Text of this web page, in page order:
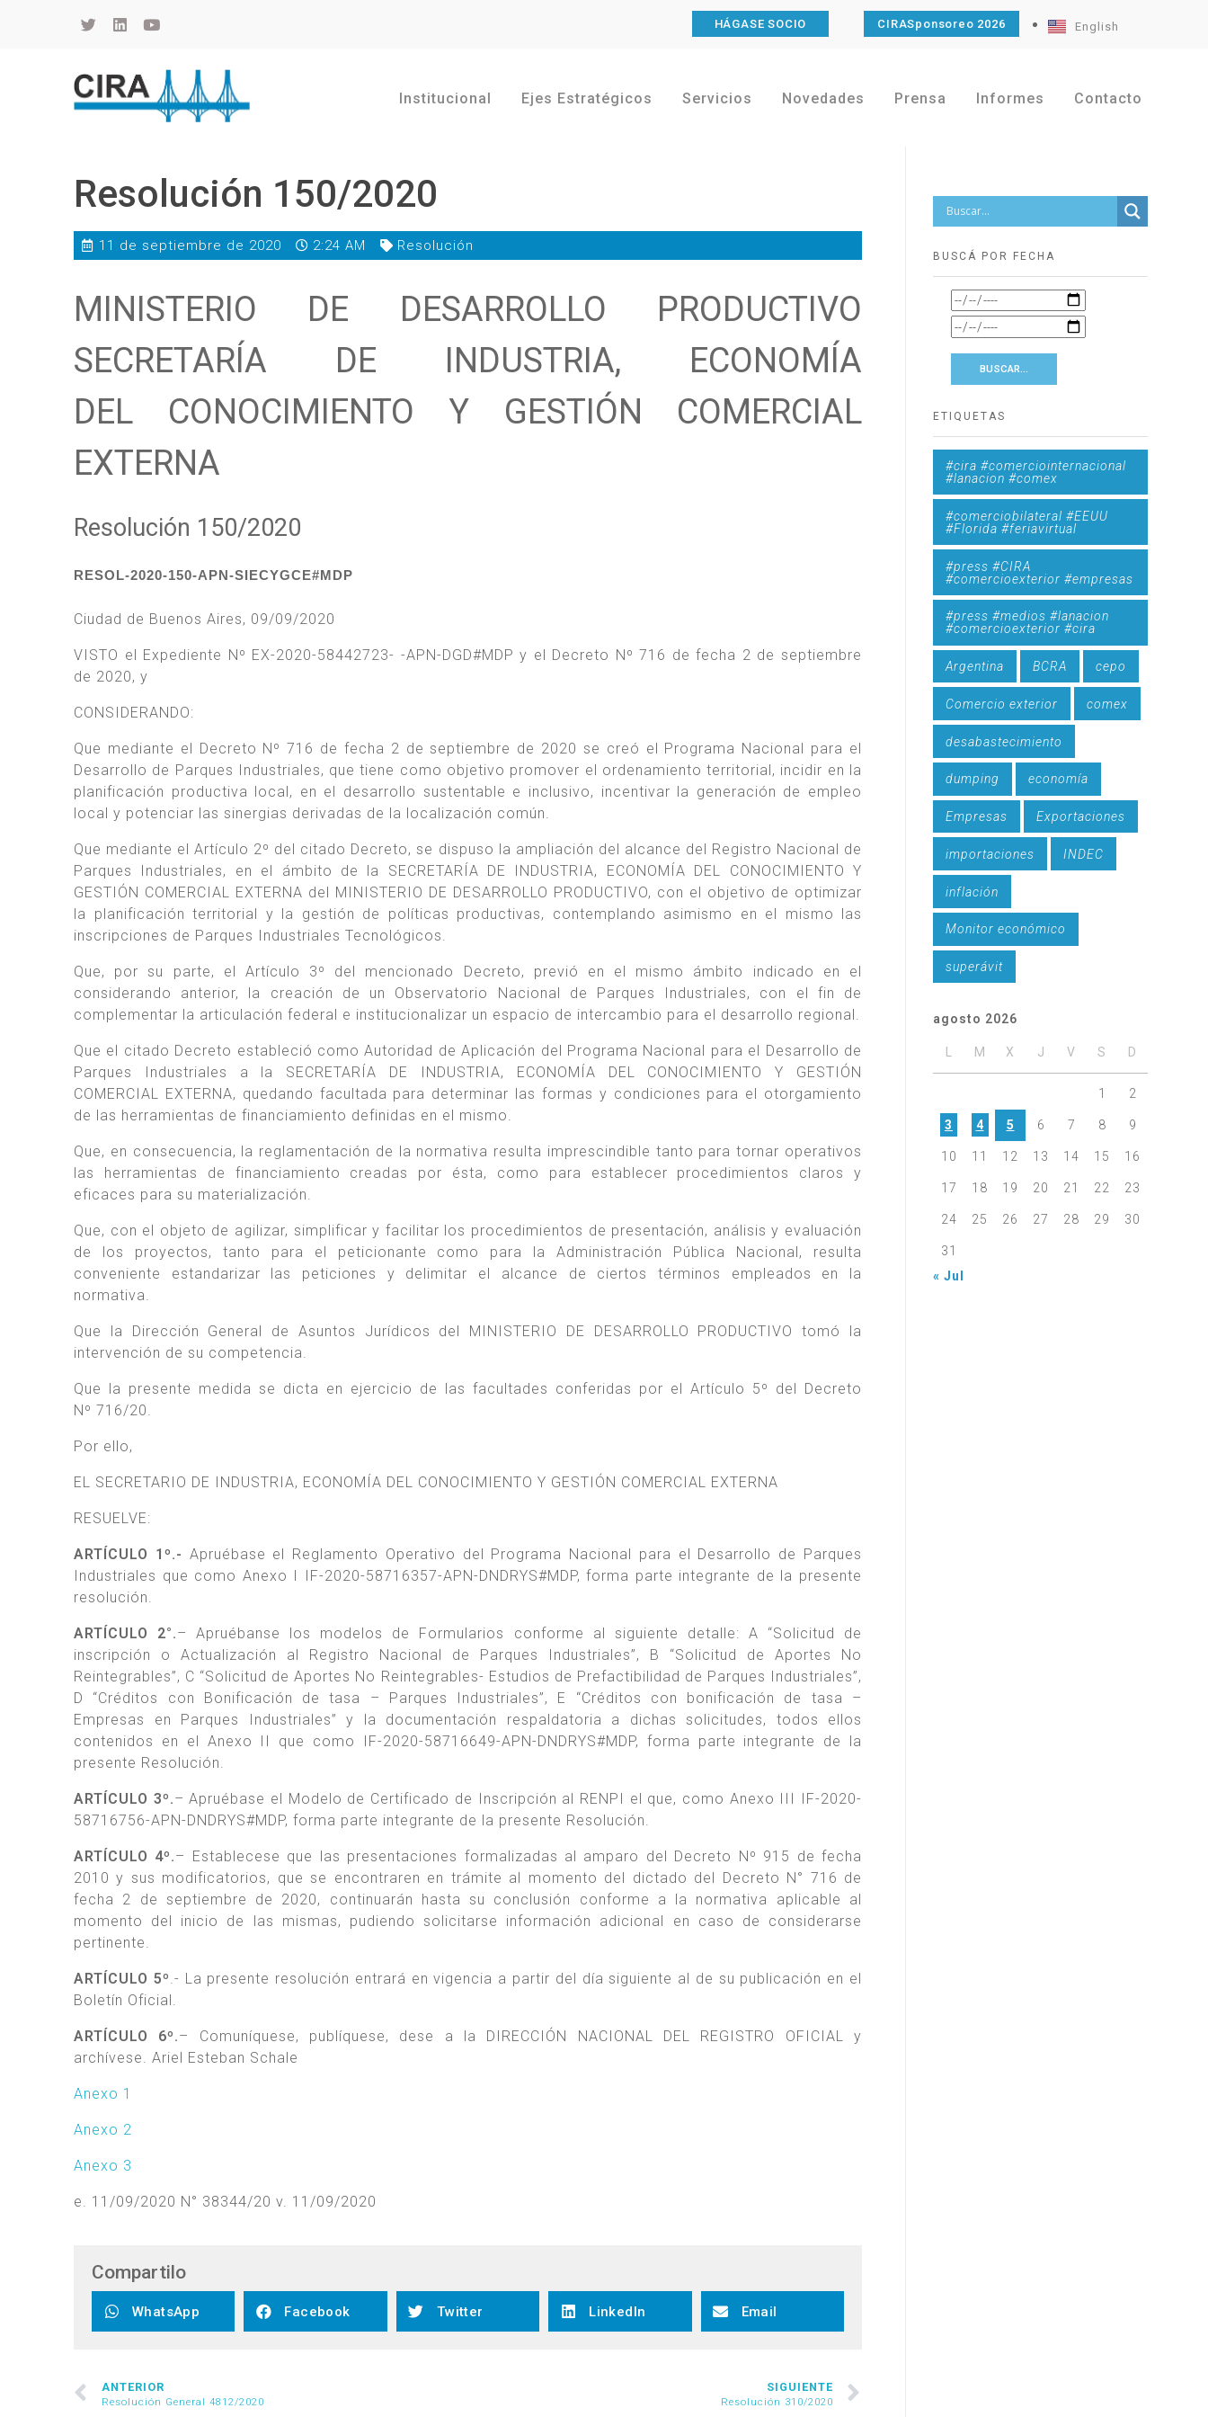
HÁGASE SOCIO CIRASponsoreo 2026 English
Institucional Ejes Estratégicos Servicios Novedades Prensa Informes Contacto
Resolución 150/2020
11 de septiembre de 2020 2:24 AM Resolución
MINISTERIO DE DESARROLLO PRODUCTIVO
SECRETARÍA DE INDUSTRIA, ECONOMÍA
DEL CONOCIMIENTO Y GESTIÓN COMERCIAL
EXTERNA
Resolución 150/2020
RESOL-2020-150-APN-SIECYGCE#MDP
Ciudad de Buenos Aires, 09/09/2020
VISTO el Expediente Nº EX-2020-58442723- -APN-DGD#MDP y el Decreto Nº 716 de fecha 2 de septiembre
de 2020, y
CONSIDERANDO:
Que mediante el Decreto Nº 716 de fecha 2 de septiembre de 2020 se creó el Programa Nacional para el
Desarrollo de Parques Industriales, que tiene como objetivo promover el ordenamiento territorial, incidir en la
planificación productiva local, en el desarrollo sustentable e inclusivo, incentivar la generación de empleo
local y potenciar las sinergias derivadas de la localización común.
Que mediante el Artículo 2º del citado Decreto, se dispuso la ampliación del alcance del Registro Nacional de
Parques Industriales, en el ámbito de la SECRETARÍA DE INDUSTRIA, ECONOMÍA DEL CONOCIMIENTO Y
GESTIÓN COMERCIAL EXTERNA del MINISTERIO DE DESARROLLO PRODUCTIVO, con el objetivo de optimizar
la planificación territorial y la gestión de políticas productivas, contemplando asimismo en el mismo las
inscripciones de Parques Industriales Tecnológicos.
Que, por su parte, el Artículo 3º del mencionado Decreto, previó en el mismo ámbito indicado en el
considerando anterior, la creación de un Observatorio Nacional de Parques Industriales, con el fin de
complementar la articulación federal e institucionalizar un espacio de intercambio para el desarrollo regional.
Que el citado Decreto estableció como Autoridad de Aplicación del Programa Nacional para el Desarrollo de
Parques Industriales a la SECRETARÍA DE INDUSTRIA, ECONOMÍA DEL CONOCIMIENTO Y GESTIÓN
COMERCIAL EXTERNA, quedando facultada para determinar las formas y condiciones para el otorgamiento
de las herramientas de financiamiento definidas en el mismo.
Que, en consecuencia, la reglamentación de la normativa resulta imprescindible tanto para tornar operativos
las herramientas de financiamiento creadas por ésta, como para establecer procedimientos claros y
eficaces para su materialización.
Que, con el objeto de agilizar, simplificar y facilitar los procedimientos de presentación, análisis y evaluación
de los proyectos, tanto para el peticionante como para la Administración Pública Nacional, resulta
conveniente estandarizar las peticiones y delimitar el alcance de ciertos términos empleados en la
normativa.
Que la Dirección General de Asuntos Jurídicos del MINISTERIO DE DESARROLLO PRODUCTIVO tomó la
intervención de su competencia.
Que la presente medida se dicta en ejercicio de las facultades conferidas por el Artículo 5º del Decreto
Nº 716/20.
Por ello,
EL SECRETARIO DE INDUSTRIA, ECONOMÍA DEL CONOCIMIENTO Y GESTIÓN COMERCIAL EXTERNA
RESUELVE:
ARTÍCULO 1º.- Apruébase el Reglamento Operativo del Programa Nacional para el Desarrollo de Parques
Industriales que como Anexo I IF-2020-58716357-APN-DNDRYS#MDP, forma parte integrante de la presente
resolución.
ARTÍCULO 2°.– Apruébanse los modelos de Formularios conforme al siguiente detalle: A “Solicitud de
inscripción o Actualización al Registro Nacional de Parques Industriales”, B “Solicitud de Aportes No
Reintegrables”, C “Solicitud de Aportes No Reintegrables- Estudios de Prefactibilidad de Parques Industriales”,
D “Créditos con Bonificación de tasa – Parques Industriales”, E “Créditos con bonificación de tasa –
Empresas en Parques Industriales” y la documentación respaldatoria a dichas solicitudes, todos ellos
contenidos en el Anexo II que como IF-2020-58716649-APN-DNDRYS#MDP, forma parte integrante de la
presente Resolución.
ARTÍCULO 3º.– Apruébase el Modelo de Certificado de Inscripción al RENPI el que, como Anexo III IF-2020-
58716756-APN-DNDRYS#MDP, forma parte integrante de la presente Resolución.
ARTÍCULO 4º.– Establecese que las presentaciones formalizadas al amparo del Decreto Nº 915 de fecha
2010 y sus modificatorios, que se encontraren en trámite al momento del dictado del Decreto N° 716 de
fecha 2 de septiembre de 2020, continuarán hasta su conclusión conforme a la normativa aplicable al
momento del inicio de las mismas, pudiendo solicitarse información adicional en caso de considerarse
pertinente.
ARTÍCULO 5º.- La presente resolución entrará en vigencia a partir del día siguiente al de su publicación en el
Boletín Oficial.
ARTÍCULO 6º.– Comuníquese, publíquese, dese a la DIRECCIÓN NACIONAL DEL REGISTRO OFICIAL y
archívese. Ariel Esteban Schale
Anexo 1
Anexo 2
Anexo 3
e. 11/09/2020 N° 38344/20 v. 11/09/2020
Compartilo
WhatsApp Facebook Twitter LinkedIn Email
ANTERIOR
Resolución General 4812/2020
SIGUIENTE
Resolución 310/2020
BUSCÁ POR FECHA
ETIQUETAS
#cira #comerciointernacional
#lanacion #comex
#comerciobilateral #EEUU
#Florida #feriavirtual
#press #CIRA
#comercioexterior #empresas
#press #medios #lanacion
#comercioexterior #cira
Argentina BCRA cepo
Comercio exterior comex
desabastecimiento
dumping economía
Empresas Exportaciones
importaciones INDEC
inflación
Monitor económico
superávit
agosto 2026
M X J V S D
1 2
3 4 5 6 7 8 9
10 11 12 13 14 15 16
17 18 19 20 21 22 23
24 25 26 27 28 29 30
31
« Jul